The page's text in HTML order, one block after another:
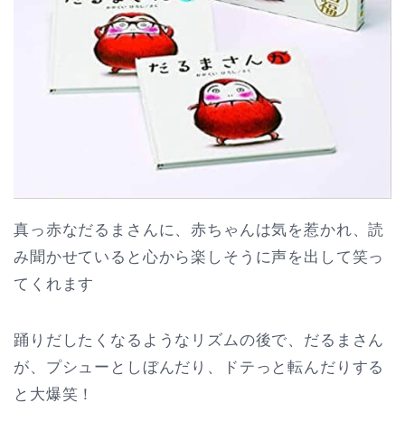
真っ赤なだるまさんに、赤ちゃんは気を惹かれ、読
み聞かせていると心から楽しそうに声を出して笑っ
てくれます
踊りだしたくなるようなリズムの後で、だるまさん
が、プシューとしぼんだり、ドテっと転んだりする
と大爆笑！